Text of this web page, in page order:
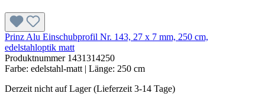
Prinz Alu Einschubprofil Nr. 143, 27 x 7 mm, 250 cm,
edelstahloptik matt
Produktnummer 1431314250
Farbe: edelstahl-matt | Länge: 250 cm
Derzeit nicht auf Lager (Lieferzeit 3-14 Tage)